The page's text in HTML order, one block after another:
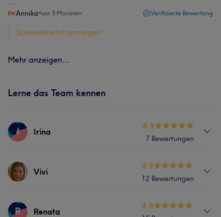
Annika•vor 3 Monaten Verifizierte Bewertung
Salonantwort anzeigen
Mehr anzeigen...
Lerne das Team kennen
I Irina
4.9
7 Bewertungen
Services
Vivi
4.9
12 Bewertungen
Services
R Renata
4.8